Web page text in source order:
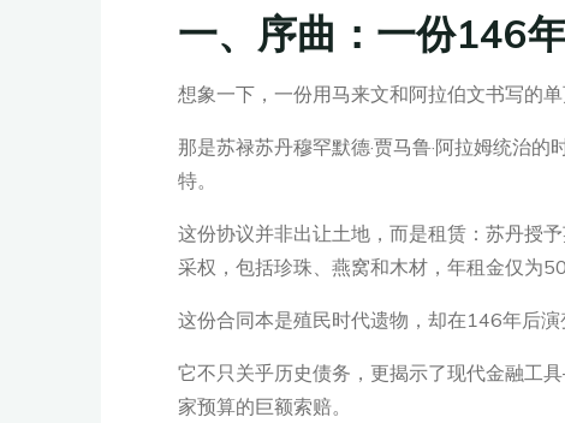
一、序曲：一份146
想象一下，一份用马来文和阿拉伯文书写的
那是苏禄苏丹穆罕默德·贾马鲁·阿拉姆统治
特。
这份协议并非出让土地，而是租赁：苏丹授
采权，包括珍珠、燕窝和木材，年租金仅为
这份合同本是殖民时代遗物，却在146年后演
它不只关乎历史债务，更揭示了现代金融
家预算的巨额索赔。